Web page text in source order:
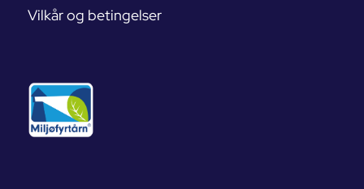
Vilkår og betingelser